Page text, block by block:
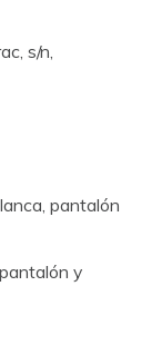
s/n,
pantalón
y